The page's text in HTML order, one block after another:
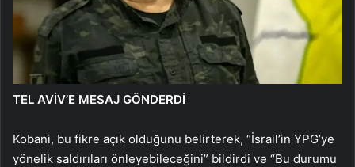
TEL AVİV’E MESAJ GÖNDERDİ
Kobani, bu fikre açık olduğunu belirterek, “İsrail’in YPG’ye
yönelik saldırıları önleyebileceğini” bildirdi ve “Bu durumu